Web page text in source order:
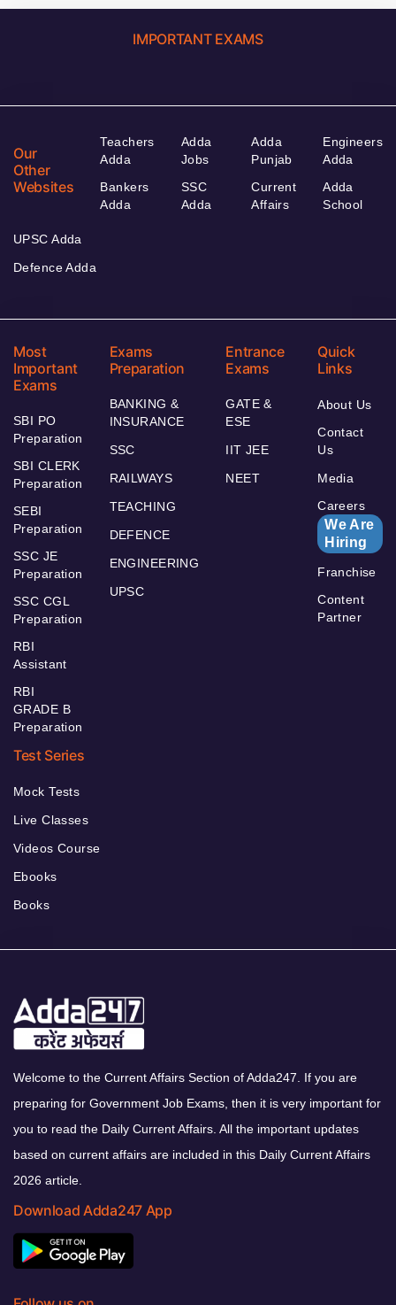
IMPORTANT EXAMS
Our
Other
Websites
Teachers
Adda
Bankers
Adda
Adda
Jobs
SSC
Adda
Adda
Punjab
Current
Affairs
Engineers
Adda
Adda
School
UPSC Adda
Defence Adda
Most
Important
Exams
SBI PO
Preparation
SBI CLERK
Preparation
SEBI
Preparation
SSC JE
Preparation
SSC CGL
Preparation
RBI
Assistant
RBI
GRADE B
Preparation
Exams
Preparation
BANKING &
INSURANCE
SSC
RAILWAYS
TEACHING
DEFENCE
ENGINEERING
UPSC
Entrance
Exams
GATE &
ESE
IIT JEE
NEET
Quick
Links
About Us
Contact
Us
Media
Careers
We Are
Hiring
Franchise
Content
Partner
Test Series
Mock Tests
Live Classes
Videos Course
Ebooks
Books
Welcome to the Current Affairs Section of Adda247. If you are
preparing for Government Job Exams, then it is very important for
you to read the Daily Current Affairs. All the important updates
based on current affairs are included in this Daily Current Affairs
2026 article.
Download Adda247 App